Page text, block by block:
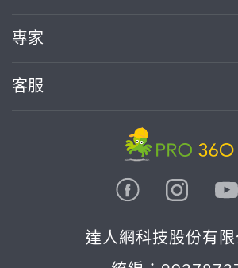
專家
客服
達人網科技股份有限